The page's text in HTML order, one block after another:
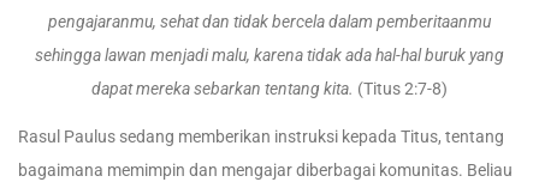
pengajaranmu, sehat dan tidak bercela dalam pemberitaanmu
sehingga lawan menjadi malu, karena tidak ada hal-hal buruk yang
dapat mereka sebarkan tentang kita. (Titus 2:7-8)
Rasul Paulus sedang memberikan instruksi kepada Titus, tentang
bagaimana memimpin dan mengajar diberbagai komunitas. Beliau